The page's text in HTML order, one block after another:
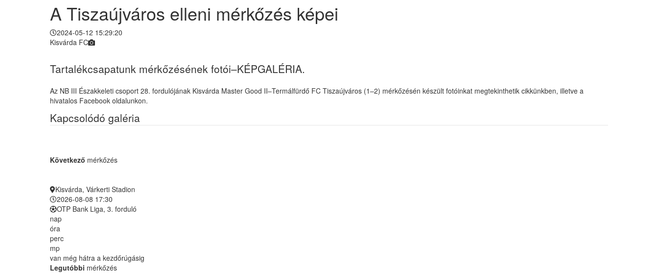
A Tiszaújváros elleni mérkőzés képei
2024-05-12 15:29:20
Kisvárda FC
Tartalékcsapatunk mérkőzésének fotói–KÉPGALÉRIA.
Az NB III Északkeleti csoport 28. fordulójának Kisvárda Master Good II–Termálfürdő FC Tiszaújváros (1–2) mérkőzésén készült fotóinkat megtekinthetik cikkünkben, illetve a
hivatalos Facebook oldalunkon.
Kapcsolódó galéria
Következő mérkőzés
Kisvárda, Várkerti Stadion
2026-08-08 17:30
OTP Bank Liga, 3. forduló
nap
óra
perc
mp
van még hátra a kezdőrúgásig
Legutóbbi mérkőzés